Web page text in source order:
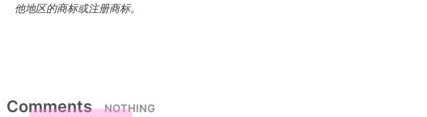
他地区的商标或注册商标。
Comments NOTHING